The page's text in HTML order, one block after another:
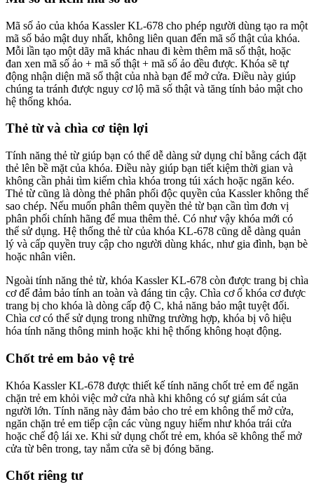
Mã số ảo của khóa Kassler KL-678 cho phép người dùng tạo ra một
mã số bảo mật duy nhất, không liên quan đến mã số thật của khóa.
Mỗi lần tạo một dãy mã khác nhau đi kèm thêm mã số thật, hoặc
đan xen mã số ảo + mã số thật + mã số ảo đều được. Khóa sẽ tự
động nhận diện mã số thật của nhà bạn để mở cửa. Điều này giúp
chúng ta tránh được nguy cơ lộ mã số thật và tăng tính bảo mật cho
hệ thống khóa.
Thẻ từ và chìa cơ tiện lợi
Tính năng thẻ từ giúp bạn có thể dễ dàng sử dụng chỉ bằng cách đặt
thẻ lên bề mặt của khóa. Điều này giúp bạn tiết kiệm thời gian và
không cần phải tìm kiếm chìa khóa trong túi xách hoặc ngăn kéo.
Thẻ từ cũng là dòng thẻ phân phối độc quyền của Kassler không thể
sao chép. Nếu muốn phân thêm quyền thẻ từ bạn cần tìm đơn vị
phân phối chính hãng để mua thêm thẻ. Có như vậy khóa mới có
thể sử dụng. Hệ thống thẻ từ của khóa KL-678 cũng dễ dàng quản
lý và cấp quyền truy cập cho người dùng khác, như gia đình, bạn bè
hoặc nhân viên.
Ngoài tính năng thẻ từ, khóa Kassler KL-678 còn được trang bị chìa
cơ để đảm bảo tính an toàn và đáng tin cậy. Chìa cơ ổ khóa cơ được
trang bị cho khóa là dòng cấp độ C, khả năng bảo mật tuyệt đối.
Chìa cơ có thể sử dụng trong những trường hợp, khóa bị vô hiệu
hóa tính năng thông minh hoặc khi hệ thống không hoạt động.
Chốt trẻ em bảo vệ trẻ
Khóa Kassler KL-678 được thiết kế tính năng chốt trẻ em để ngăn
chặn trẻ em khỏi việc mở cửa nhà khi không có sự giám sát của
người lớn. Tính năng này đảm bảo cho trẻ em không thể mở cửa,
ngăn chặn trẻ em tiếp cận các vùng nguy hiểm như khóa trái cửa
hoặc chế độ lái xe. Khi sử dụng chốt trẻ em, khóa sẽ không thể mở
cửa từ bên trong, tay nắm cửa sẽ bị đóng băng.
Chốt riêng tư